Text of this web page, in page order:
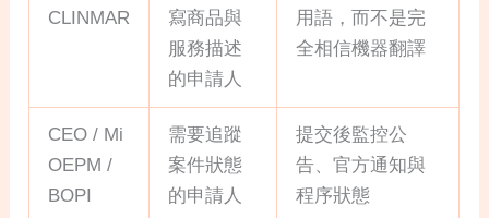
CLINMAR
寫商品與
服務描述
的申請人
用語，而不是完
全相信機器翻譯
CEO / Mi
OEPM /
BOPI
需要追蹤
案件狀態
的申請人
提交後監控公
告、官方通知與
程序狀態